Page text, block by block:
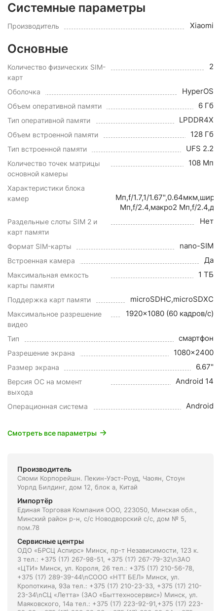
Системные параметры
Производитель Xiaomi
Основные
Количество физических SIM-
карт
2
Оболочка HyperOS
Объем оперативной памяти 6 Гб
Тип оперативной памяти LPDDR4X
Объем встроенной памяти 128 Гб
Тип встроенной памяти UFS 2.2
Количество точек матрицы
основной камеры
108 Мп
Характеристики блока
камер
Мп,f/1.7,1/
Мп,f/2.4,макро2 Мп,f/
Раздельные слоты SIM 2 и
карт памяти
Нет
Формат SIM-карты nano-SIM
Встроенная камера Да
Максимальная емкость
карты памяти
1 ТБ
Поддержка карт памяти microSDHC,microSDXC
Максимальное разрешение
видео
1920x1080 (60 кадров/с)
Тип смартфон
Разрешение экрана 1080x2400
Размер экрана 6.67"
Версия ОС на момент
выхода
Android 14
Операционная система Android
Смотреть все параметры
Производитель
Сяоми Корпорейшн. Пекин-Уэст-Роуд, Чаоян, Стоун
Уорлд Билдинг, дом 12, блок а, Китай
Импортёр
Единая Торговая Компания ООО, 223050, Минская обл.,
Минский район р-н, с/с Новодворский с/с, дом № 5,
пом.78
Сервисные центры
ОДО «БРСЦ Аспирс» Минск, пр-т Независимости, 123 к.
3 тел.: +375 (17) 267-98-51, +375 (17) 267-79-32\nЗАО
«ЦТИ» Минск, ул. Короля, 26 тел.: +375 (17) 210-56-78,
+375 (17) 289-39-44\nСООО «НТТ БЕЛ» Минск, ул.
Кропоткина, 93а тел.: +375 (17) 210-23-33, +375 (17) 210-
23-34\nСЦ «Летта» (ЗАО «Быттехносервис») Минск, ул.
Маяковского, 14а тел.: +375 (17) 223-92-91,+375 (17) 223-